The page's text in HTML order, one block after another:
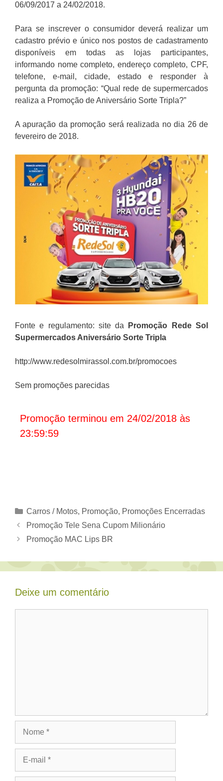
06/09/2017 a 24/02/2018.
Para se inscrever o consumidor deverá realizar um
cadastro prévio e único nos postos de cadastramento
disponíveis em todas as lojas participantes,
informando nome completo, endereço completo, CPF,
telefone, e-mail, cidade, estado e responder à
pergunta da promoção: “Qual rede de supermercados
realiza a Promoção de Aniversário Sorte Tripla?”
A apuração da promoção será realizada no dia 26 de
fevereiro de 2018.
Fonte e regulamento: site da
Promoção Rede Sol
Supermercados Aniversário Sorte Tripla
http://www.redesolmirassol.com.br/promocoes
Sem promoções parecidas
Promoção terminou em 24/02/2018 às
23:59:59
Categorias
Carros / Motos, Promoção, Promoções Encerradas
Promoção Tele Sena Cupom Milionário
Promoção MAC Lips BR
Deixe um comentário